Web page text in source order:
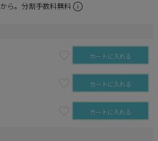
から。分割手数料無料
カートに入れる
カートに入れる
カートに入れる